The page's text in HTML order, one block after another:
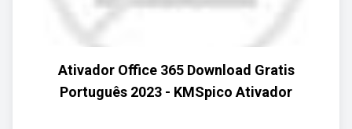
Ativador Office 365 Download Gratis
Português 2023 - KMSpico Ativador